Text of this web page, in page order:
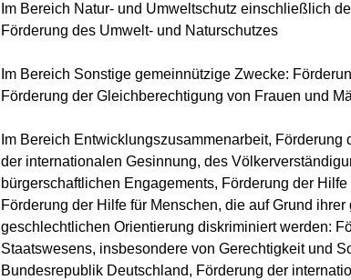
Im Bereich Natur- und Umweltschutz einschließlich
Förderung des Umwelt- und Naturschutzes
Im Bereich Sonstige gemeinnützige Zwecke:
Förderung der Gleichberechtigung von Frauen und
Im Bereich Entwicklungszusammenarbeit,
der internationalen Gesinnung, des
bürgerschaftlichen Engagements, Förderung der
Förderung der Hilfe für Menschen, die auf Grund
geschlechtlichen Orientierung diskriminiert werden:
Staatswesens, insbesondere von Gerechtigkeit und
Bundesrepublik Deutschland, Förderung der